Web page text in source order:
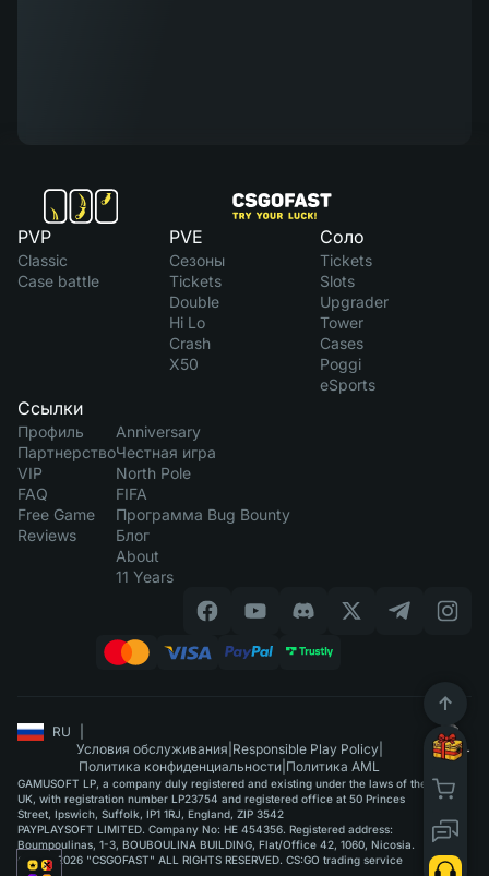
PVP
Classic
Case battle
PVE
Сезоны
Tickets
Double
Hi Lo
Crash
X50
Соло
Tickets
Slots
Upgrader
Tower
Cases
Poggi
eSports
Ссылки
Профиль
Партнерство
VIP
FAQ
Free Game
Reviews
Anniversary
Честная игра
North Pole
FIFA
Программа Bug Bounty
Блог
About
11 Years
RU
Условия обслуживания Responsible Play Policy|
Политика конфиденциальности Политика AML
GAMUSOFT LP, a company duly registered and existing under the laws of the
UK, with registration number LP23754 and registered office at 50 Princes
Street, Ipswich, Suffolk, IP1 1RJ, England, ZIP 3542
PAYPLAYSOFT LIMITED. Company No: HE 454356. Registered address:
Boumpoulinas, 1-3, BOUBOULINA BUILDING, Flat/Office 42, 1060, Nicosia.
©2015-2026 "CSGOFAST" ALL RIGHTS RESERVED. CS:GO trading service